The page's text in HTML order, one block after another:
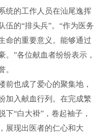
统的工作人员在汕尾逸挥
伍的“排头兵”。“作为医务
命的重要意义。能够通过
。”各位献血者纷纷表示，
。
前也成了爱心的聚集地，
加入献血行列。在完成繁
“白大褂”，卷起袖子，
展现出医者的仁心和大